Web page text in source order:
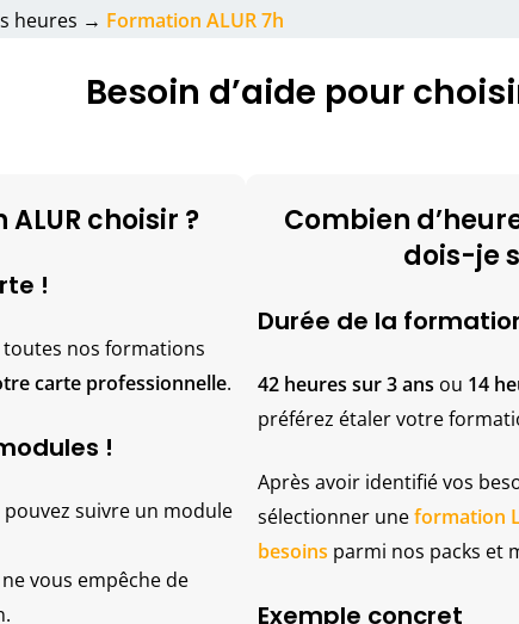
heures → Formation ALUR 7h
Besoin d’aide pour
choisir ?
!
nos formations
carte professionnelle.
!
suivre un module
ne vous empêche de
Combien
dois-je
Durée de la
42 heures sur 3 ans ou 14
préférez étaler votre
Après avoir identifié vos
sélectionner uneformation
besoins parmi nos packs et
Exemple concret